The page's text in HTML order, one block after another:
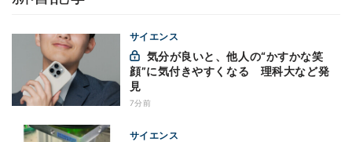
サイエンス
顔”に気付きやすくなる 理科大など発
見
7分前
サイエンス